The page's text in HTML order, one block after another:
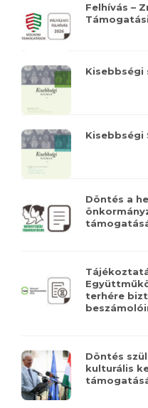
Felhívás –
Kisebbségi
Kisebbségi
Döntés a
terhére
Döntés
kulturális